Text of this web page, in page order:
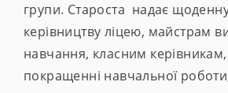
групи. Староста надає
керівництву ліцею, майстрам
навчання, класним
покращенні навчальної